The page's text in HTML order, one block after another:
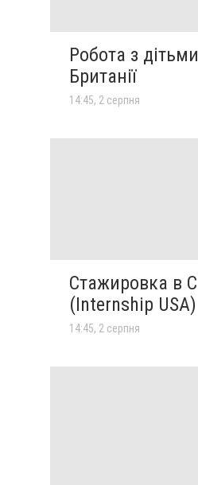
Робота з
Британії
14:45, 2 серпня
Стажировка в
(Internship USA)
14:45, 2 серпня